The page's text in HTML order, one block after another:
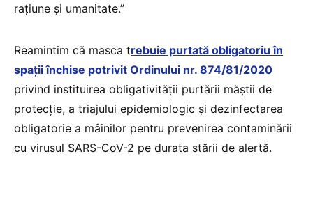
rațiune și umanitate.”
Reamintim că masca trebuie purtată obligatoriu în
spații închise potrivit Ordinului nr. 874/81/2020
privind instituirea obligativității purtării măștii de
protecție, a triajului epidemiologic și dezinfectarea
obligatorie a mâinilor pentru prevenirea contaminării
cu virusul SARS-CoV-2 pe durata stării de alertă.